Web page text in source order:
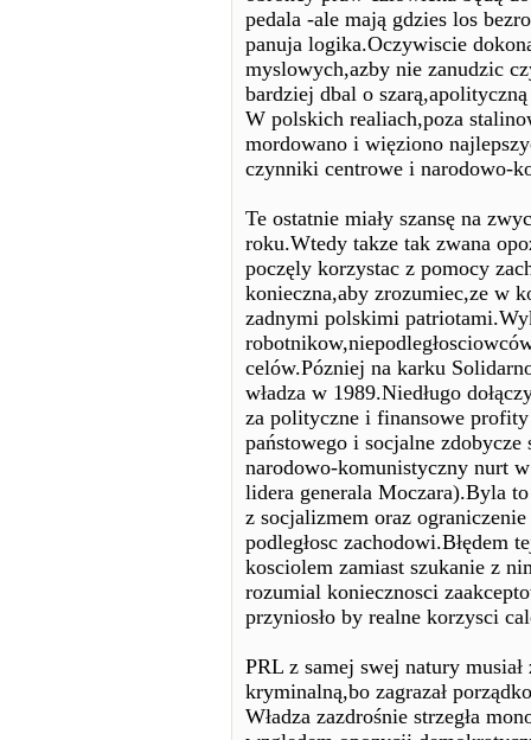
pedala -ale mają gdzies los
panuja logika.Oczywiscie
myslowych,azby nie zanudzic
bardziej dbal o
W polskich realiach,poza
mordowano i więziono
czynniki centrowe i narodowo-
Te ostatnie miały szansę na
roku.Wtedy takze tak zwana
poczęly korzystac z pomocy
konieczna,aby zrozumiec,ze w
zadnymi polskimi
celów.Pózniej na karku
władza w 1989.Niedługo
za polityczne i finansowe
państowego i socjalne
narodowo-komunistyczny nurt
lidera generala Moczara).Byla
z socjalizmem oraz
podległosc
kosciolem zamiast szukanie z
rozumial koniecznosci
przyniosło by realne korzysci
PRL z samej swej natury
kryminalną,bo zagrazał
Władza zazdrośnie strzegła